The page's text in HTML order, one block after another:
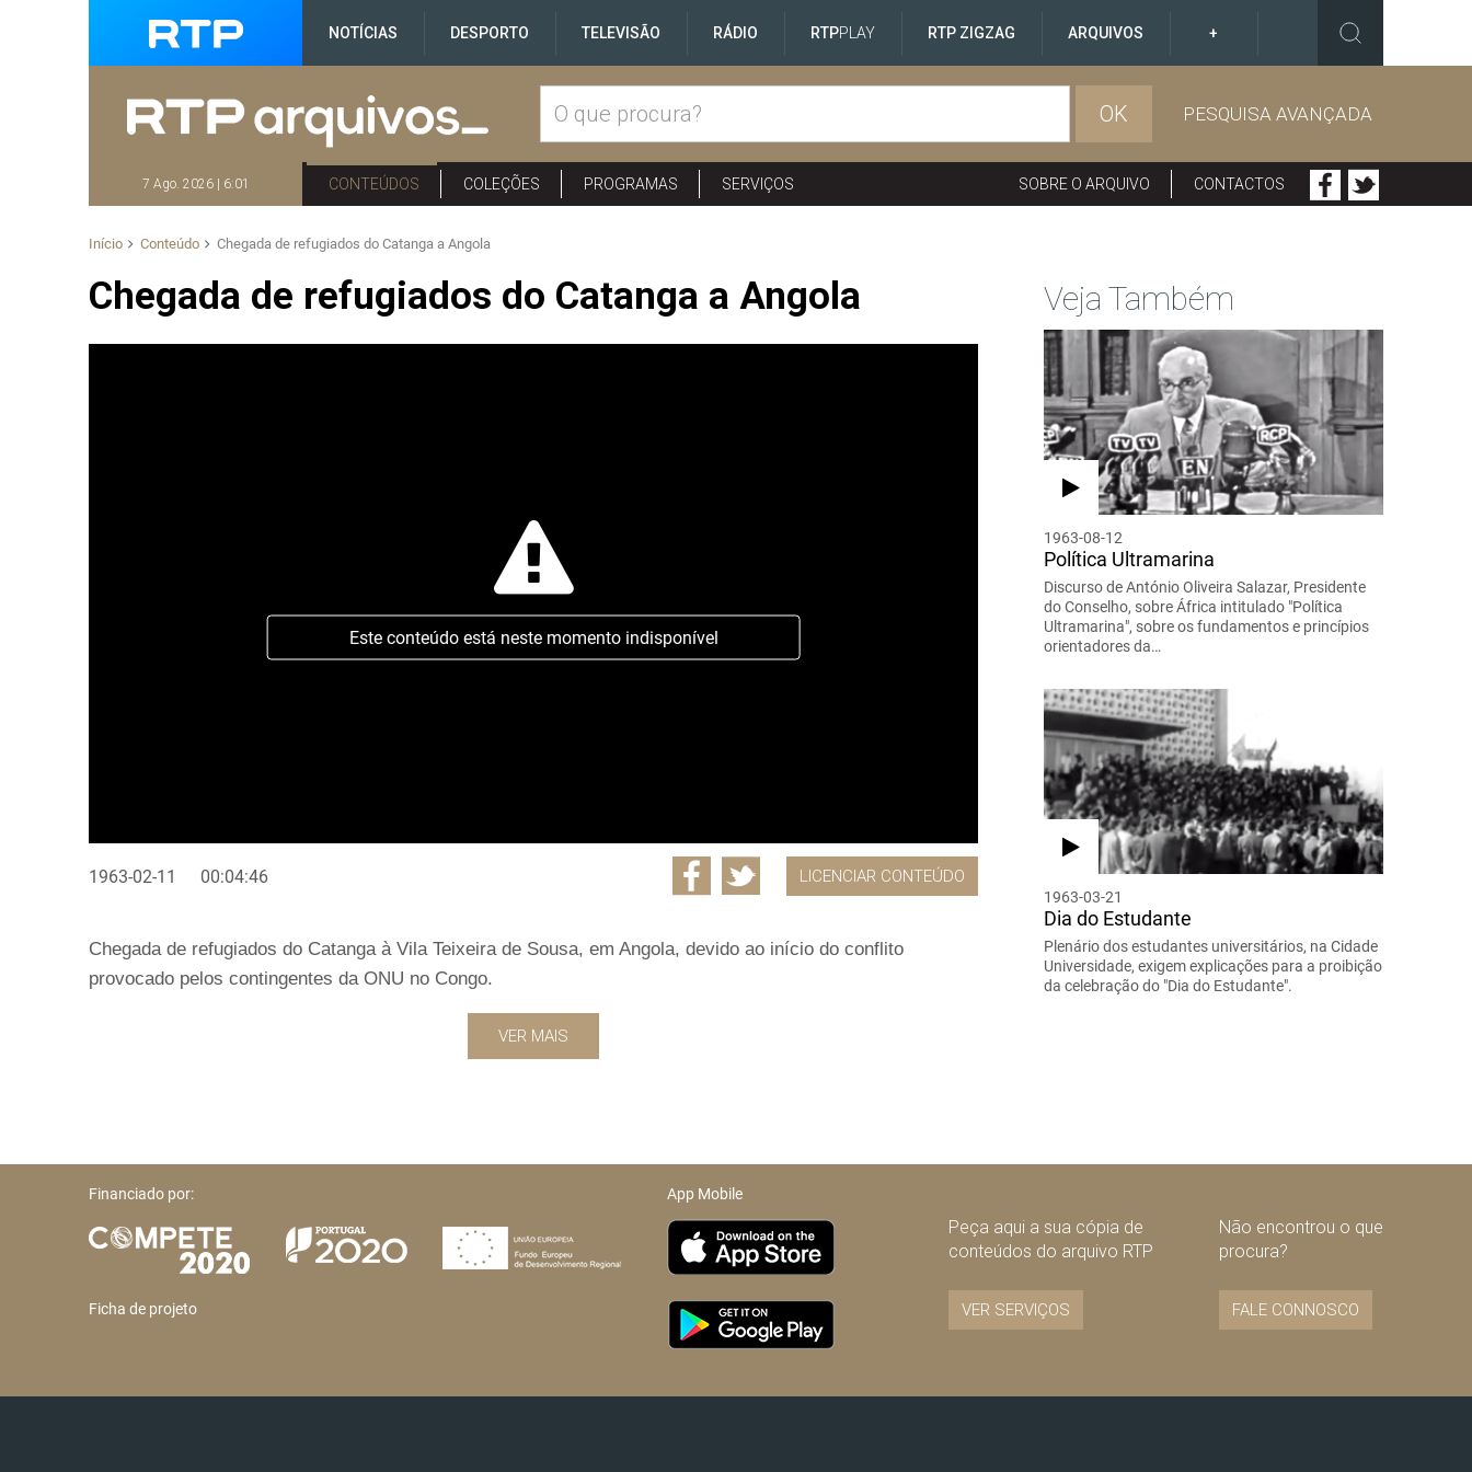
NOTÍCIAS DESPORTO TELEVISÃO RÁDIO RTPPLAY RTP ZIGZAG ARQUIVOS +
OK PESQUISA AVANÇADA
7 Ago. 2026 | 6:01 CONTEÚDOS COLEÇÕES PROGRAMAS SERVIÇOS SOBRE O ARQUIVO CONTACTOS
Início Conteúdo Chegada de refugiados do Catanga a Angola
Chegada de refugiados do Catanga a Angola
Este conteúdo está neste momento indisponível
1963-02-11 00:04:46 LICENCIAR CONTEÚDO
Chegada de refugiados do Catanga à Vila Teixeira de Sousa, em Angola, devido ao início do conflito
provocado pelos contingentes da ONU no Congo.
VER MAIS
Veja Também
1963-08-12
Política Ultramarina
Discurso de António Oliveira Salazar, Presidente
do Conselho, sobre África intitulado "Política
Ultramarina", sobre os fundamentos e princípios
orientadores da…
1963-03-21
Dia do Estudante
Plenário dos estudantes universitários, na Cidade
Universidade, exigem explicações para a proibição
da celebração do "Dia do Estudante".
Financiado por:
Ficha de projeto
App Mobile
Peça aqui a sua cópia de
conteúdos do arquivo RTP
VER SERVIÇOS
Não encontrou o que
procura?
FALE CONNOSCO